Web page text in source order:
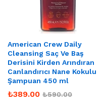
American Crew Daily
Cleansing Saç Ve Baş
Derisini Kirden Arındıran
Canlandırıcı Nane Kokulu
Şampuan 450 ml
₺389.00 ₺590.00